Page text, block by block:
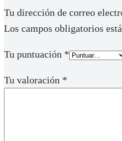
Tu dirección de correo
Los campos obligatorios
Tu puntuación *
Tu valoración *